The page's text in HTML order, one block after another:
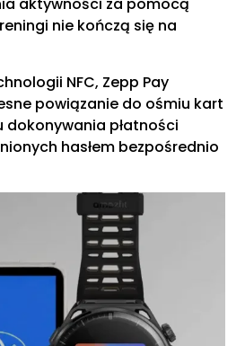
aktywności za pomocą
nie kończą się na
NFC, Zepp Pay
powiązanie do ośmiu kart
dokonywania płatności
hasłem bezpośrednio